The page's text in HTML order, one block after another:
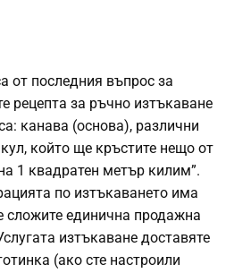
от последния въпрос за
рецепта за ръчно изтъкаване
канава (основа), различни
който ще кръстите нещо от
1 квадратен метър килим”.
по изтъкаването има
сложите единична продажна
изтъкаване доставяте
(ако сте настроили